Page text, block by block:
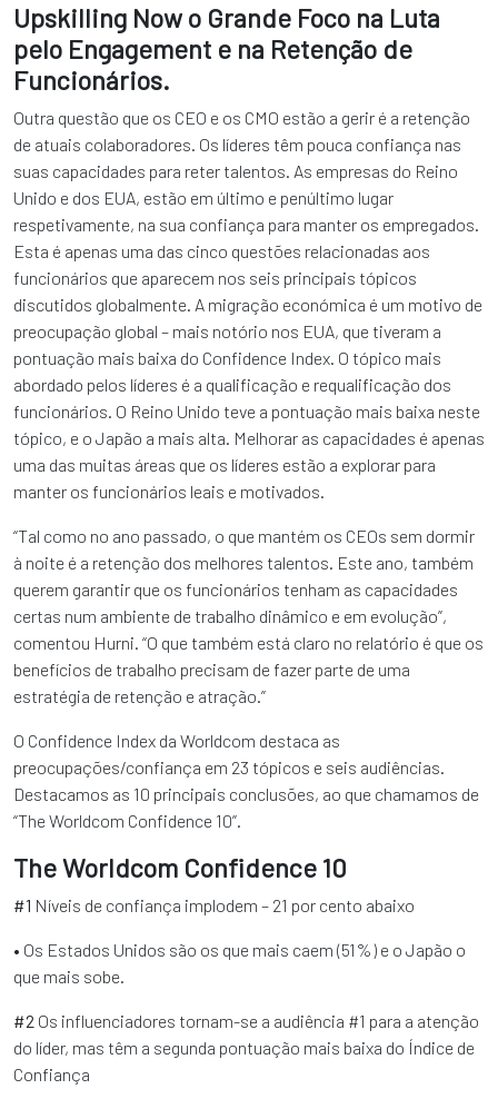
Upskilling Now o Grande Foco na Luta
pelo Engagement e na Retenção de
Funcionários.
Outra questão que os CEO e os CMO estão a gerir é a retenção
de atuais colaboradores. Os líderes têm pouca confiança nas
suas capacidades para reter talentos. As empresas do Reino
Unido e dos EUA, estão em último e penúltimo lugar
respetivamente, na sua confiança para manter os empregados.
Esta é apenas uma das cinco questões relacionadas aos
funcionários que aparecem nos seis principais tópicos
discutidos globalmente. A migração económica é um motivo de
preocupação global – mais notório nos EUA, que tiveram a
pontuação mais baixa do Confidence Index. O tópico mais
abordado pelos líderes é a qualificação e requalificação dos
funcionários. O Reino Unido teve a pontuação mais baixa neste
tópico, e o Japão a mais alta. Melhorar as capacidades é apenas
uma das muitas áreas que os líderes estão a explorar para
manter os funcionários leais e motivados.
“Tal como no ano passado, o que mantém os CEOs sem dormir
à noite é a retenção dos melhores talentos. Este ano, também
querem garantir que os funcionários tenham as capacidades
certas num ambiente de trabalho dinâmico e em evolução”,
comentou Hurni. “O que também está claro no relatório é que os
benefícios de trabalho precisam de fazer parte de uma
estratégia de retenção e atração.”
O Confidence Index da Worldcom destaca as
preocupações/confiança em 23 tópicos e seis audiências.
Destacamos as 10 principais conclusões, ao que chamamos de
“The Worldcom Confidence 10”.
The Worldcom Confidence 10
#1 Níveis de confiança implodem – 21 por cento abaixo
• Os Estados Unidos são os que mais caem (51%) e o Japão o
que mais sobe.
#2 Os influenciadores tornam-se a audiência #1 para a atenção
do líder, mas têm a segunda pontuação mais baixa do Índice de
Confiança